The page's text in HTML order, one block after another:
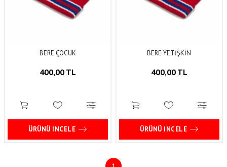
BERE ÇOCUK
400,00 TL
ÜRÜNÜ İNCELE
BERE YETİŞKİN
400,00 TL
ÜRÜNÜ İNCELE